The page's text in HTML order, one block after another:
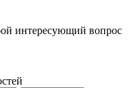
интересующий вопрос